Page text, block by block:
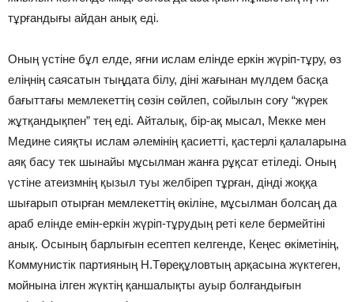
тұрғандығы айдан анық еді.
Оның үстіне бұл елде, яғни ислам елінде еркін жүріп-тұру, өз
еліңнің саясатын тыңдата білу, діні жағынан мүлдем басқа
бағыттағы мемлекеттің сөзін сөйлеп, сойылын соғу “жүрек
жұтқандықпен” тең еді. Айталық, бір-ақ мысал, Мекке мен
Медине сияқты ислам әлемінің қасиетті, қастерлі қалаларына
аяқ басу тек шынайы мұсылман жанға рұқсат етіледі. Оның
үстіне атеизмнің қызыл туы желбіреп тұрған, дінді жоққа
шығарып отырған мемлекеттің өкіліне, мұсылман болсаң да
араб елінде емін-еркін жүріп-тұрудың реті келе бермейтіні
анық. Осының барлығын есептеп келгенде, Кеңес өкіметінің,
Коммунистік партияның Н.Төреқұловтың арқасына жүктеген,
мойнына ілген жүктің қаншалықты ауыр болғандығын